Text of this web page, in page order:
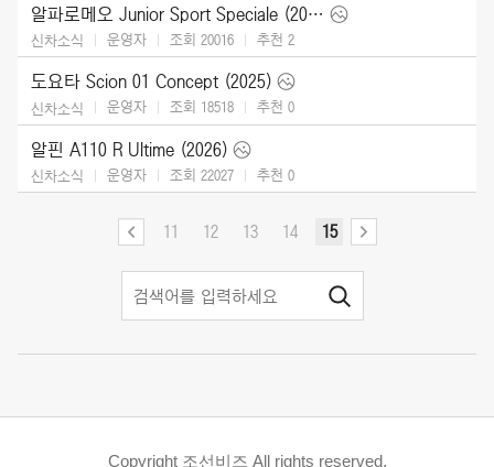
알파로메오 Junior Sport Speciale (2026)
신차소식 운영자 조회 20016 추천 2
도요타 Scion 01 Concept (2025)
신차소식 운영자 조회 18518 추천 0
알핀 A110 R Ultime (2026)
신차소식 운영자 조회 22027 추천 0
11 12 13 14 15
Copyright 조선비즈 All rights reserved.